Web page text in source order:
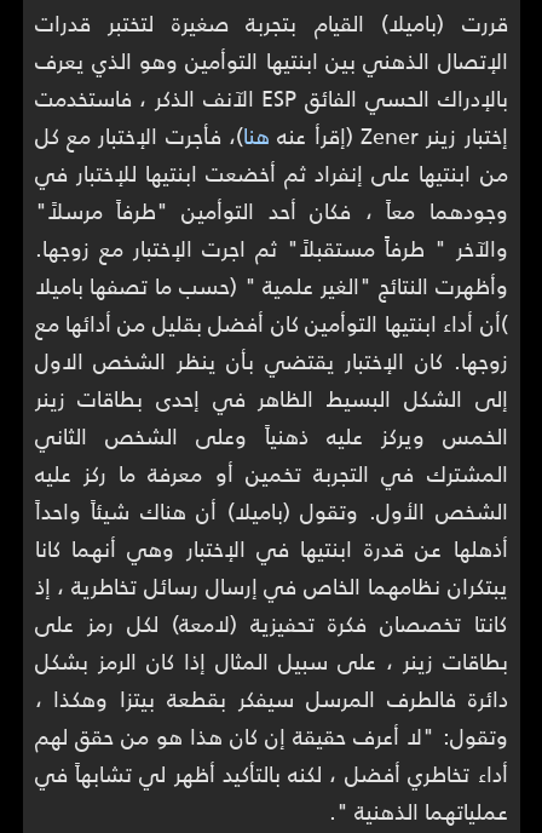
قررت (باميلا) القيام بتجربة صغيرة لتختبر قدرات
الإتصال الذهني بين ابنتيها التوأمين وهو الذي يعرف
بالإدراك الحسي الفائق ESP الآنف الذكر ، فاستخدمت
إختبار زينر Zener (إقرأ عنه
هنا)، فأجرت الإختبار مع كل
من ابنتيها على إنفراد ثم أخضعت ابنتيها للإختبار في
وجودهما معاً ، فكان أحد التوأمين "طرفاً مرسلاً"
والآخر " طرفاًَ مستقبلاً" ثم اجرت الإختبار مع زوجها.
وأظهرت النتائج "الغير علمية " (حسب ما تصفها باميلا
)أن أداء ابنتيها التوأمين كان أفضل بقليل من أدائها مع
زوجها. كان الإختبار يقتضي بأن ينظر الشخص الاول
إلى الشكل البسيط الظاهر في إحدى بطاقات زينر
الخمس ويركز عليه ذهنياً وعلى الشخص الثاني
المشترك في التجربة تخمين أو معرفة ما ركز عليه
الشخص الأول. وتقول (باميلا) أن هناك شيئاً واحداً
أذهلها عن قدرة ابنتيها في الإختبار وهي أنهما كانا
يبتكران نظامهما الخاص في إرسال رسائل تخاطرية ، إذ
كانتا تخصصان فكرة تحفيزية (لامعة) لكل رمز على
بطاقات زينر ، على سبيل المثال إذا كان الرمز بشكل
دائرة فالطرف المرسل سيفكر بقطعة بيتزا وهكذا ،
وتقول: "لا أعرف حقيقة إن كان هذا هو من حقق لهم
أداء تخاطري أفضل ، لكنه بالتأكيد أظهر لي تشابهاً في
عملياتهما الذهنية ".